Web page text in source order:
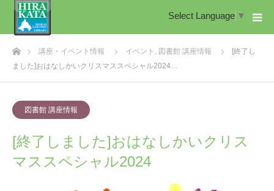
Select Language ▼
ホーム講座・イベント情報 イベント , 図書館 講座情報
[終了し
ました]おはなしかいクリスマススペシャル2024…
図書館 講座情報
[終了しました]おはなしかいクリス
マススペシャル2024